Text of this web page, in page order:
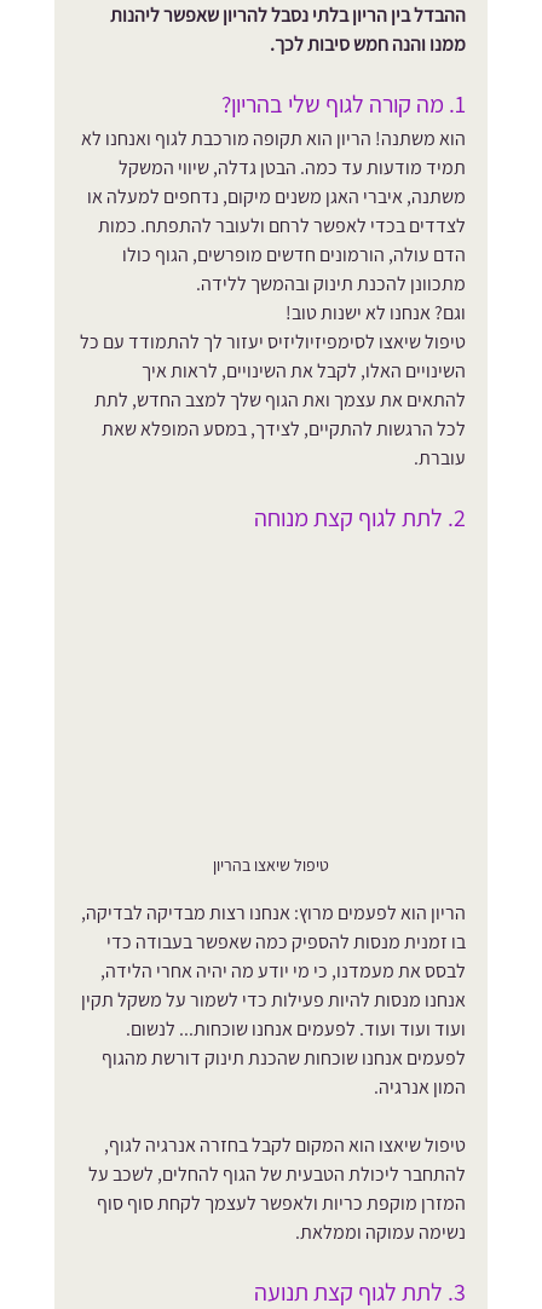
ההבדל בין הריון בלתי נסבל להריון שאפשר ליהנות
ממנו והנה חמש סיבות לכך.
1. מה קורה לגוף שלי בהריון?
הוא משתנה! הריון הוא תקופה מורכבת לגוף ואנחנו לא
תמיד מודעות עד כמה. הבטן גדלה, שיווי המשקל
משתנה, איברי האגן משנים מיקום, נדחפים למעלה או
לצדדים בכדי לאפשר לרחם ולעובר להתפתח. כמות
הדם עולה, הורמונים חדשים מופרשים, הגוף כולו
מתכוונן להכנת תינוק ובהמשך ללידה.
וגם? אנחנו לא ישנות טוב!
טיפול שיאצו לסימפיזיוליזיס יעזור לך להתמודד עם כל
השינויים האלו, לקבל את השינויים, לראות איך
להתאים את עצמך ואת הגוף שלך למצב החדש, לתת
לכל הרגשות להתקיים, לצידך, במסע המופלא שאת
עוברת.
2. לתת לגוף קצת מנוחה
טיפול שיאצו בהריון
הריון הוא לפעמים מרוץ: אנחנו רצות מבדיקה לבדיקה,
בו זמנית מנסות להספיק כמה שאפשר בעבודה כדי
לבסס את מעמדנו, כי מי יודע מה יהיה אחרי הלידה,
אנחנו מנסות להיות פעילות כדי לשמור על משקל תקין
ועוד ועוד ועוד. לפעמים אנחנו שוכחות... לנשום.
לפעמים אנחנו שוכחות שהכנת תינוק דורשת מהגוף
המון אנרגיה.
טיפול שיאצו הוא המקום לקבל בחזרה אנרגיה לגוף,
להתחבר ליכולת הטבעית של הגוף להחלים, לשכב על
המזרן מוקפת כריות ולאפשר לעצמך לקחת סוף סוף
נשימה עמוקה וממלאת.
3. לתת לגוף קצת תנועה